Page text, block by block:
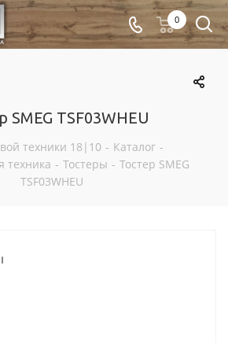
0
SMEG TSF03WHEU
техники 18|10 - Каталог -
техника - Тостеры - Тостер SMEG
TSF03WHEU